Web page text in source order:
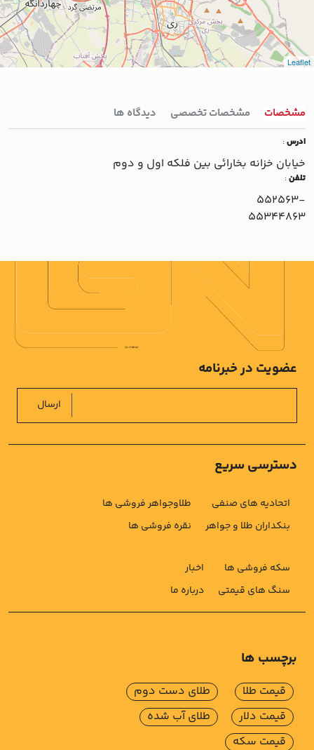
Leaflet
مشخصات مشخصات تخصصی دیدگاه ها
ادرس:
خيابان خزانه بخارائي بين فلکه اول و دوم
تلفن:
552563-
55344863
دسترسی سریع
اتحادیه های صنفی
بنکداران طلا و جواهر
طلاوجواهر فروشی ها
نقره فروشی ها
سکه فروشی ها
سنگ های قیمتی
اخبار
درباره ما
عضویت در خبرنامه
ارسال
برچسب ها
قیمت طلا
قیمت دلار
قیمت سکه
طلای دست دوم
طلای آب شده